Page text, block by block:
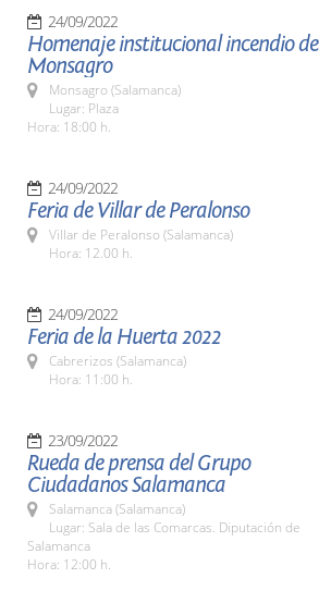
24/09/2022
Homenaje institucional incendio de
Monsagro
Monsagro (Salamanca)
Lugar: Plaza
Hora: 18:00 h.
24/09/2022
Feria de Villar de Peralonso
Villar de Peralonso (Salamanca)
Hora: 12.00 h.
24/09/2022
Feria de la Huerta 2022
Cabrerizos (Salamanca)
Hora: 11:00 h.
23/09/2022
Rueda de prensa del Grupo
Ciudadanos Salamanca
Salamanca (Salamanca)
Lugar: Sala de las Comarcas. Diputación de
Salamanca
Hora: 12:00 h.